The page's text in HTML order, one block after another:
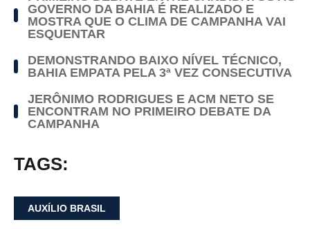
GOVERNO DA BAHIA É REALIZADO E
MOSTRA QUE O CLIMA DE CAMPANHA VAI
ESQUENTAR
DEMONSTRANDO BAIXO NÍVEL TÉCNICO,
BAHIA EMPATA PELA 3ª VEZ CONSECUTIVA
JERÔNIMO RODRIGUES E ACM NETO SE
ENCONTRAM NO PRIMEIRO DEBATE DA
CAMPANHA
TAGS:
AUXÍLIO BRASIL